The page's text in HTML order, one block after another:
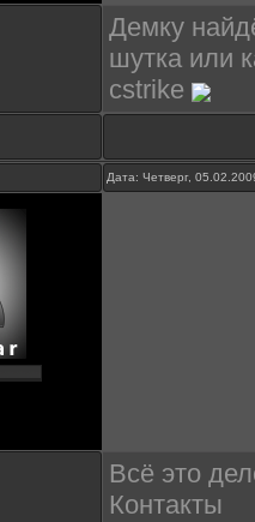
Демку
шутка или
cstrike
Дата: Четверг,
Всё это
Контакты